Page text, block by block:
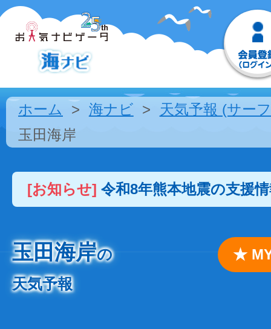
ホーム 海ナビ
天気予報 (サー
玉田海岸
[お知らせ] 令和8年熊本地震の支援
玉田海岸の
天気予報
★